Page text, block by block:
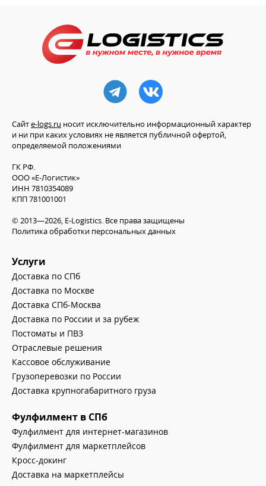
Ссылка на телеграм
Ссылка на VK
Сайтe-logs.ru носит исключительно информационный характер
и ни при каких условиях не является публичной офертой,
определяемой положениями
ГК РФ.
ООО «Е-Логистик»
ИНН 7810354089
КПП 781001001
© 2013—2026, E-Logistics. Все права защищены
Политика обработки персональных данных
Услуги
Доставка по СПб
Доставка по Москве
Доставка СПб-Москва
Доставка по России и за рубеж
Постоматы и ПВЗ
Отраслевые решения
Кассовое обслуживание
Грузоперевозки по России
Доставка крупногабаритного груза
Фулфилмент в СПб
Фулфилмент для интернет-магазинов
Фулфилмент для маркетплейсов
Кросс-докинг
Доставка на маркетплейсы